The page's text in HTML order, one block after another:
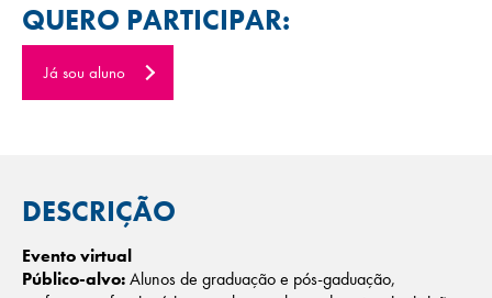
QUERO PARTICIPAR:
Já sou aluno
DESCRIÇÃO
Evento virtual
Público-alvo:Alunos de graduação e pós-gaduação,